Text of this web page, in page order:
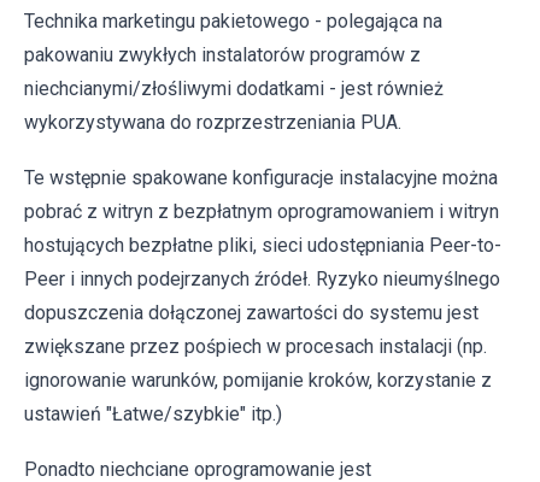
Technika marketingu pakietowego - polegająca na
pakowaniu zwykłych instalatorów programów z
niechcianymi/złośliwymi dodatkami - jest również
wykorzystywana do rozprzestrzeniania PUA.
Te wstępnie spakowane konfiguracje instalacyjne można
pobrać z witryn z bezpłatnym oprogramowaniem i witryn
hostujących bezpłatne pliki, sieci udostępniania Peer-to-
Peer i innych podejrzanych źródeł. Ryzyko nieumyślnego
dopuszczenia dołączonej zawartości do systemu jest
zwiększane przez pośpiech w procesach instalacji (np.
ignorowanie warunków, pomijanie kroków, korzystanie z
ustawień "Łatwe/szybkie" itp.)
Ponadto niechciane oprogramowanie jest